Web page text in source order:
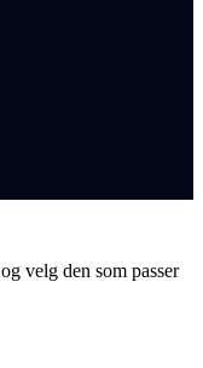
velg den som passer